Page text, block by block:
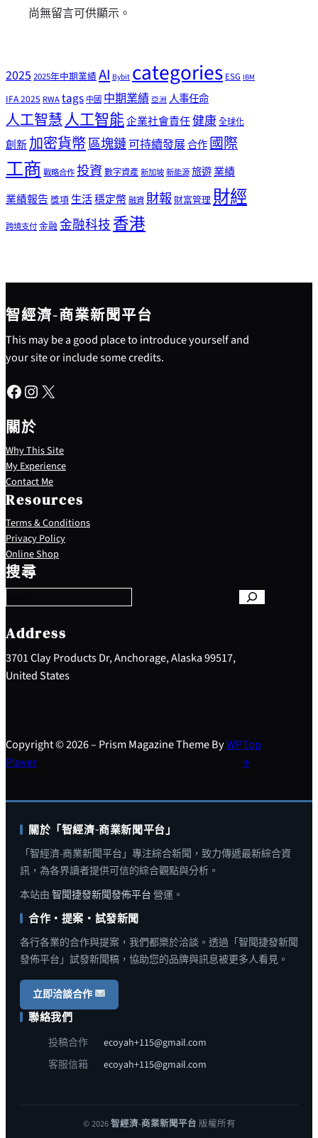
尚無留言可供顯示。
20252025年中期業績AI Bybitcategories ESG IBM
IFA 2025 RWAtags 中國 中期業績 亞洲 人事任命
人工智慧人工智能企業社會責任健康全球化
創新加密貨幣區塊鏈可持續發展合作國際
工商 戰略合作投資數字資產新加坡新能源旅遊業績
業績報告 獎項生活穩定幣融資 財報 財富管理財經
跨境支付金融 金融科技香港
智經濟-商業新聞平台
This may be a good place to introduce yourself and
your site or include some credits.
Facebook Instagram X
關於
Why This Site
My Experience
Contact Me
Resources
Terms & Conditions
Privacy Policy
Online Shop
搜尋
S
e
a
c
h
Address
3701 Clay Products Dr, Anchorage, Alaska 99517,
United States
Copyright © 2026 – Prism Magazine Theme ByWP
Plover
Top
↑
關於「智經濟-商業新聞平台」
「智經濟-商業新聞平台」專注綜合新聞，致力傳遞最新綜合資
訊，為各界讀者提供可信的綜合觀點與分析。
本站由 智聞捷發新聞發佈平台 營運。
合作・提案・試發新聞
各行各業的合作與提案，我們都樂於洽談。透過「智聞捷發新聞
發佈平台」試發新聞稿，協助您的品牌與訊息被更多人看見。
立即洽談合作
聯絡我們
投稿合作
ecoyah+115@gmail.com
客服信箱
ecoyah+115@gmail.com
© 2026智經濟-商業新聞平台 版權所有